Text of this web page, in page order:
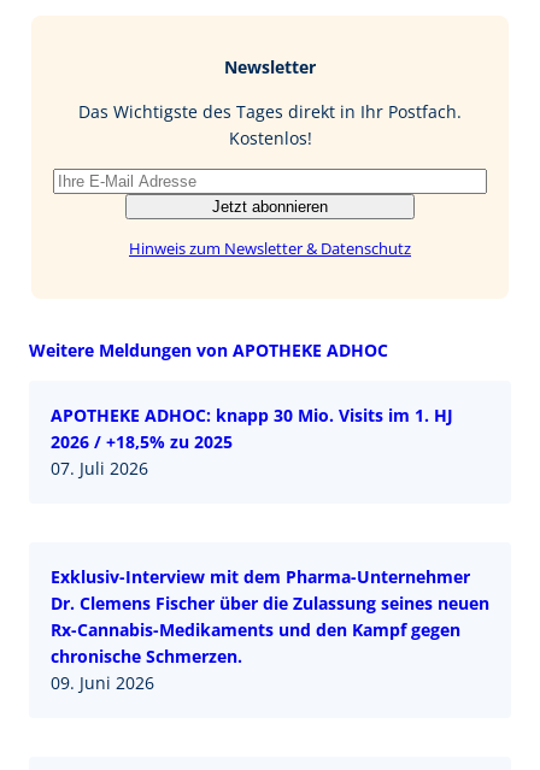
I
Newsletter
Das Wichtigste des Tages direkt in Ihr Postfach.
Kostenlos!
Jetzt abonnieren
Hinweis zum Newsletter & Datenschutz
Weitere Meldungen von APOTHEKE ADHOC
APOTHEKE ADHOC: knapp 30 Mio. Visits im 1. HJ
2026 / +18,5% zu 2025
07. Juli 2026
Exklusiv-Interview mit dem Pharma-Unternehmer
Dr. Clemens Fischer über die Zulassung seines neuen
Rx-Cannabis-Medikaments und den Kampf gegen
chronische Schmerzen.
09. Juni 2026